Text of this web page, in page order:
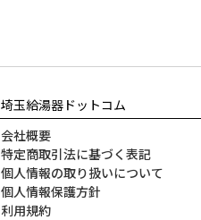
埼玉給湯器ドットコム
会社概要
特定商取引法に基づく表記
個人情報の取り扱いについて
個人情報保護方針
利用規約